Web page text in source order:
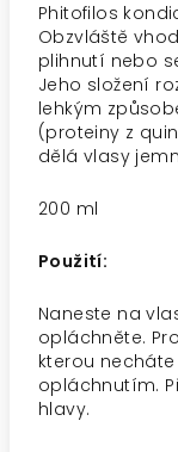
Phitofilos
Obzvláště
plihnutí nebo
Jeho složení
lehkým
(proteiny z
dělá vlasy
200 ml
Použití:
Naneste na
opláchněte.
kterou
opláchnutím.
hlavy.